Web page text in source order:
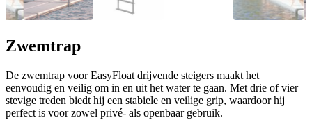
Zwemtrap
De zwemtrap voor EasyFloat drijvende steigers maakt het
eenvoudig en veilig om in en uit het water te gaan. Met drie of vier
stevige treden biedt hij een stabiele en veilige grip, waardoor hij
perfect is voor zowel privé- als openbaar gebruik.